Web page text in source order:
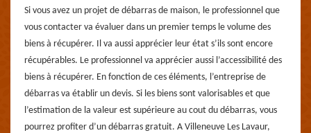
Si vous avez un projet de débarras de maison, le professionnel que
vous contacter va évaluer dans un premier temps le volume des
biens à récupérer. Il va aussi apprécier leur état s’ils sont encore
récupérables. Le professionnel va apprécier aussi l’accessibilité des
biens à récupérer. En fonction de ces éléments, l’entreprise de
débarras va établir un devis. Si les biens sont valorisables et que
l’estimation de la valeur est supérieure au cout du débarras, vous
pourrez profiter d’un débarras gratuit. A Villeneuve Les Lavaur,